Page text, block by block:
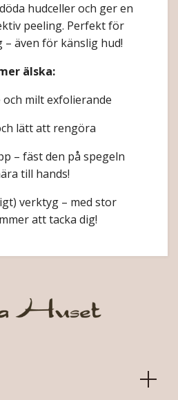
hudceller och ger en
peeling. Perfekt för
även för känslig hud!
älska:
milt exfolierande
lätt att rengöra
– fäst den på spegeln
till hands!
verktyg – med stor
att tacka dig!